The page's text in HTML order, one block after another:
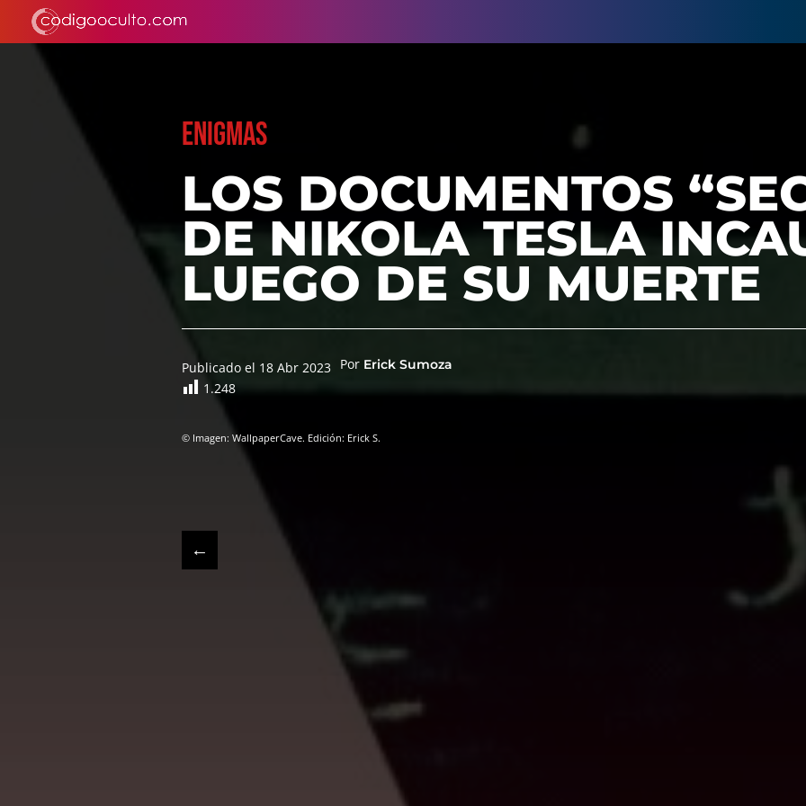
ENIGMAS
LOS DOCUMENTOS
DE NIKOLA TESLA
LUEGO DE SU MUERTE
Publicado el 18 Abr 2023 Por Erick Sumoza
1.248
© Imagen: WallpaperCave. Edición: Erick S.
←